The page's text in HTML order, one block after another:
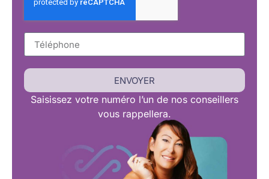
ENVOYER
Saisissez votre numéro l’un de nos conseillers
vous rappellera.